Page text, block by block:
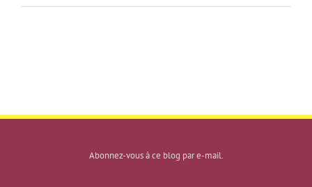
Abonnez-vous à ce blog par e-mail.